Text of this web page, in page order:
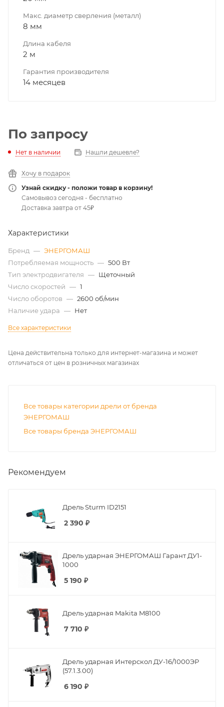
Макс. диаметр сверления (металл)
8 мм
Длина кабеля
2 м
Гарантия производителя
14 месяцев
По запросу
Нет в наличии Нашли дешевле?
Хочу в подарок
Узнай скидку - положи товар в корзину!
Самовывоз сегодня - бесплатно
Доставка завтра от 45₽
Характеристики
Бренд — ЭНЕРГОМАШ
Потребляемая мощность — 500 Вт
Тип электродвигателя — Щеточный
Число скоростей — 1
Число оборотов — 2600 об/мин
Наличие удара — Нет
Все характеристики
Цена действительна только для интернет-магазина и может
отличаться от цен в розничных магазинах
Все товары категории дрели от бренда
ЭНЕРГОМАШ
Все товары бренда ЭНЕРГОМАШ
Рекомендуем
Дрель Sturm ID2151
2 390 ₽
Дрель ударная ЭНЕРГОМАШ Гарант ДУ1-
1000
5 190 ₽
Дрель ударная Makita M8100
7 710 ₽
Дрель ударная Интерскол ДУ-16/1000ЭР
(57.1.3.00)
6 190 ₽